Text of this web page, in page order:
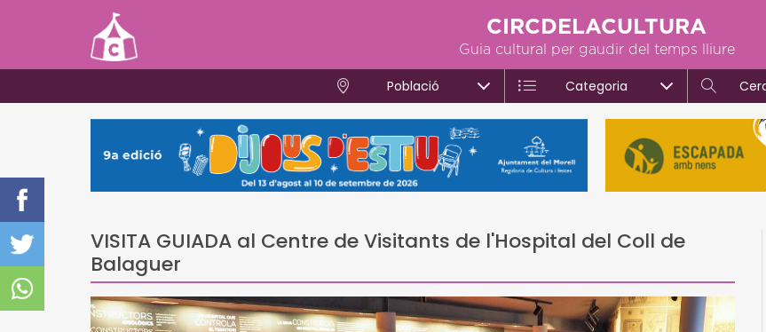
CIRCDELACULTURA
Guia cultural per gaudir del temps lliure
Població Categoria
VISITA GUIADA al Centre de Visitants de l'Hospital del Coll de
Balaguer